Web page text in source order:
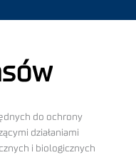
do ochrony
działaniami
i biologicznych